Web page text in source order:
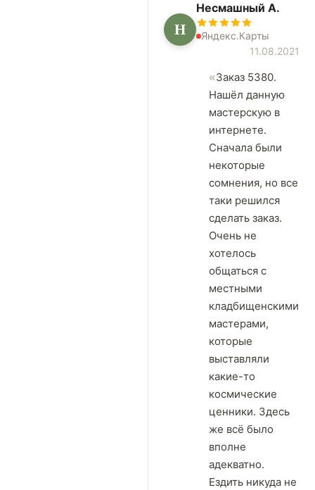
Н
Несмашный А.
Яндекс.Карты
11.08.2021
Заказ 5380.
Нашёл данную
мастерскую в
интернете.
Сначала были
некоторые
сомнения, но все
таки решился
сделать заказ.
Очень не
хотелось
общаться с
местными
кладбищенскими
мастерами,
которые
выставляли
какие-то
космические
ценники. Здесь
же всё было
вполне
адекватно.
Ездить никуда не